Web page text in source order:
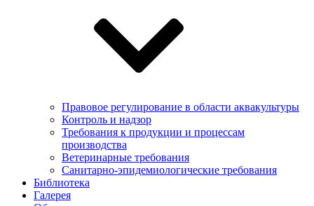
Правовое регулирование в области аквакультуры
Контроль и надзор
Требования к продукции и процессам
производства
Ветеринарные требования
Санитарно-эпидемиологические требования
Библиотека
Галерея